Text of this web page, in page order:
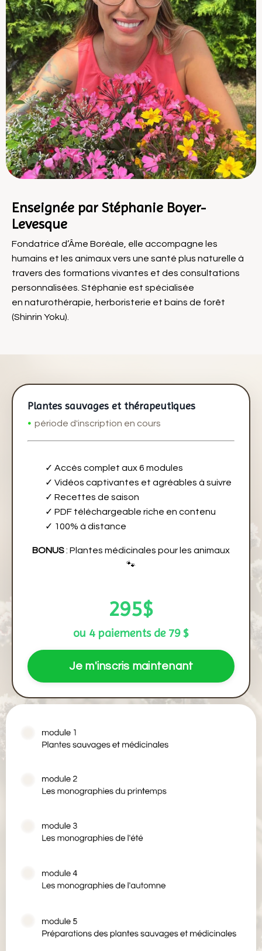
Enseignée par Stéphanie Boyer-
Levesque
Fondatrice d’Âme Boréale, elle accompagne les
humains et les animaux vers une santé plus naturelle à
travers des formations vivantes et des consultations
personnalisées. Stéphanie est spécialisée
en naturothérapie, herboristerie et bains de forêt
(Shinrin Yoku).
Plantes sauvages et thérapeutiques
• période d'inscription en cours
✓ Accès complet aux 6 modules
✓ Vidéos captivantes et agréables à suivre
✓ Recettes de saison
✓ PDF téléchargeable riche en contenu
✓ 100% à distance
BONUS: Plantes médicinales pour les animaux
🐾
295$
ou 4 paiements de 79 $
Je m'inscris maintenant